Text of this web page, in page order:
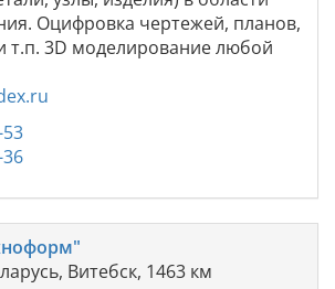
Оцифровка чертежей, планов,
т.п. 3D моделирование любой
Витебск, 1463 км